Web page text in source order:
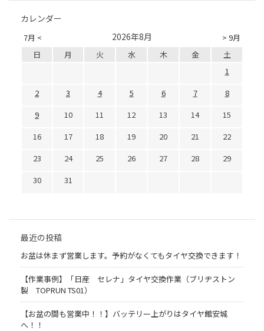
カレンダー
7月 < > 9月
2026年8月
日 月 火 水 木 金
土
1
2
3 4 5 6 7
8
9
10 11 12 13 14
15
16
17 18 19 20 21
22
23
24 25 26 27 28
29
30
31
最近の投稿
お盆は休まず営業します。予約がなくてもタイヤ交換できます！
【作業事例】「日産 セレナ」タイヤ交換作業（ブリヂストン
製 TOPRUN TS01）
【お盆の間も営業中！！】バッテリー上がりはタイヤ館安城
へ！！